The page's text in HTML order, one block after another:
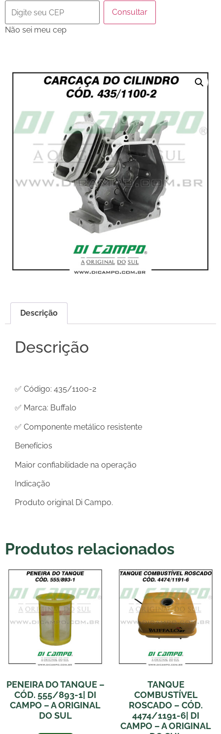
Consultar
Não sei meu cep
Descrição
Descrição
✅ Código: 435/1100-2
✅ Marca: Buffalo
✅ Componente metálico resistente
Benefícios
Maior confiabilidade na operação
Indicação
Produto original Di Campo.
Produtos relacionados
PENEIRA DO TANQUE –
CÓD. 555/893-1| DI
CAMPO – A ORIGINAL
DO SUL
TANQUE
COMBUSTÍVEL
ROSCADO – CÓD.
4474/1191-6| DI
CAMPO – A ORIGINAL